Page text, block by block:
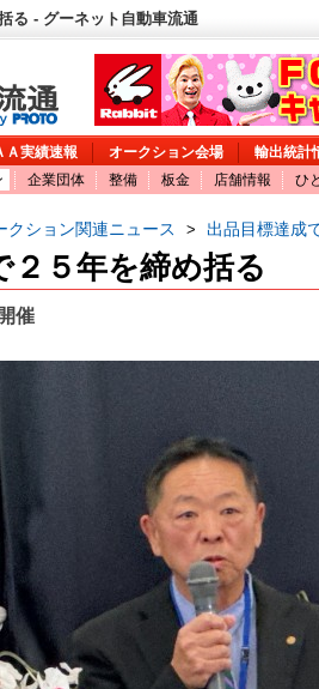
る - グーネット自動車流通
Ａ実績速報 オークション会場
輸出統計
企業団体 整備 板金 店舗情報 ひ
クション関連ニュース > 出品目標達成
２５年を締め括る
催